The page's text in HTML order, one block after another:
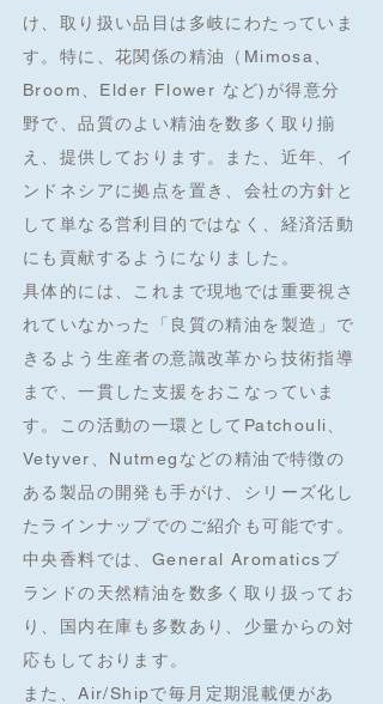
け、取り扱い品目は多岐にわたっていま
す。特に、花関係の精油（Mimosa、
Broom、Elder Flower など)が得意分
野で、品質のよい精油を数多く取り揃
え、提供しております。また、近年、イ
ンドネシアに拠点を置き、会社の方針と
して単なる営利目的ではなく、経済活動
にも貢献するようになりました。
具体的には、これまで現地では重要視さ
れていなかった「良質の精油を製造」で
きるよう生産者の意識改革から技術指導
まで、一貫した支援をおこなっていま
す。この活動の一環としてPatchouli、
Vetyver、Nutmegなどの精油で特徴の
ある製品の開発も手がけ、シリーズ化し
たラインナップでのご紹介も可能です。
中央香料では、General Aromaticsブ
ランドの天然精油を数多く取り扱ってお
り、国内在庫も多数あり、少量からの対
応もしております。
また、Air/Shipで毎月定期混載便があ